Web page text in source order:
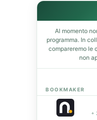
Al momento
programma. In
compareremo le
non
BOOKMAKER
+